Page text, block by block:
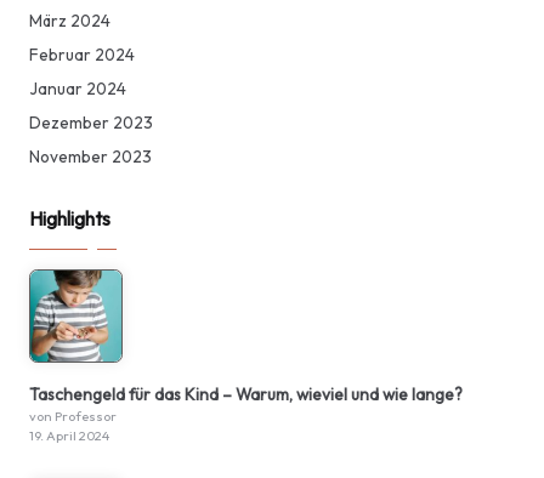
März 2024
Februar 2024
Januar 2024
Dezember 2023
November 2023
Highlights
Taschengeld für das Kind – Warum, wieviel und wie lange?
von Professor
19. April 2024